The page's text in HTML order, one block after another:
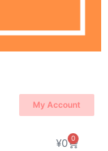
My Account
¥0 0